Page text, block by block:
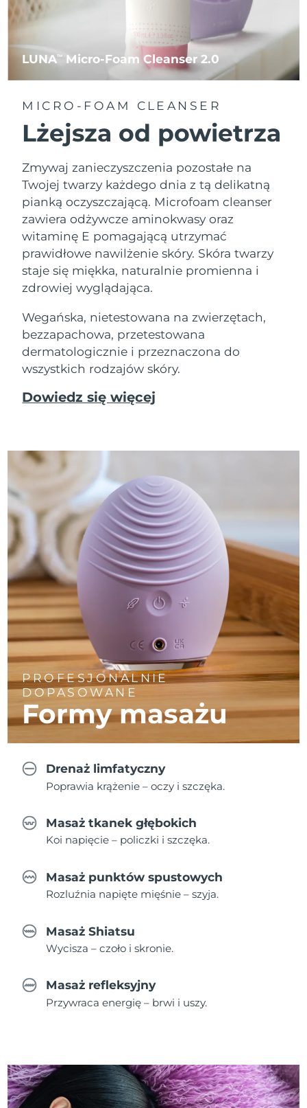
LUNATM Micro-Foam Cleanser 2.0
MICRO-FOAM CLEANSER
Lżejsza od powietrza
Zmywaj zanieczyszczenia pozostałe na
Twojej twarzy każdego dnia z tą delikatną
pianką oczyszczającą. Microfoam cleanser
zawiera odżywcze aminokwasy oraz
witaminę E pomagającą utrzymać
prawidłowe nawilżenie skóry. Skóra twarzy
staje się miękka, naturalnie promienna i
zdrowiej wyglądająca.
Wegańska, nietestowana na zwierzętach,
bezzapachowa, przetestowana
dermatologicznie i przeznaczona do
wszystkich rodzajów skóry.
Dowiedz się więcej
PROFESJONALNIE
DOPASOWANE
Formy masażu
Drenaż limfatyczny
Poprawia krążenie – oczy i szczęka.
Masaż tkanek głębokich
Koi napięcie – policzki i szczęka.
Masaż punktów spustowych
Rozluźnia napięte mięśnie – szyja.
Masaż Shiatsu
Wycisza – czoło i skronie.
Masaż refleksyjny
Przywraca energię – brwi i uszy.